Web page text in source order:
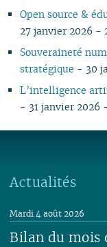
Open source &
27 janvier 2026 -
Souveraineté
stratégique - 30
L’intelligence
- 31 janvier 2026
Actualités
Bilan du mois
Mardi 4 août 2026